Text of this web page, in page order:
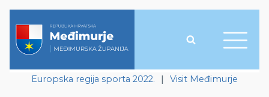
Europska regija sporta 2022. | Visit Međimurje